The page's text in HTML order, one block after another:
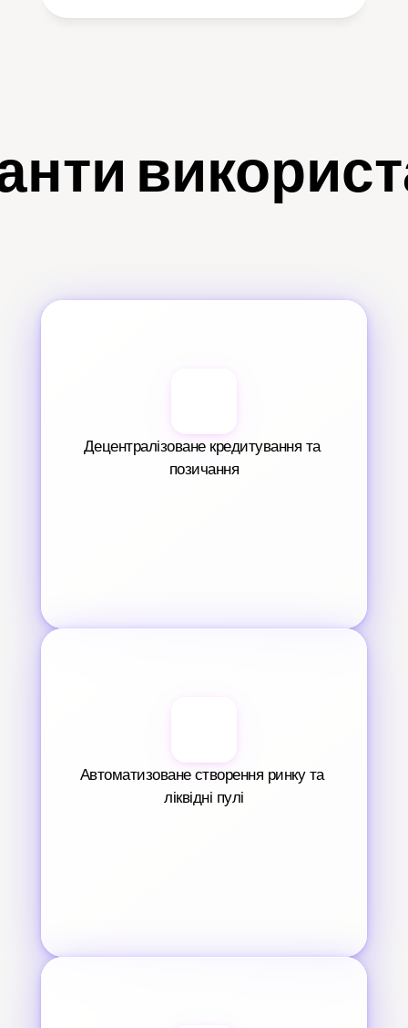
Децентралізоване кредитування та
позичання
Автоматизоване створення ринку та
ліквідні пулі